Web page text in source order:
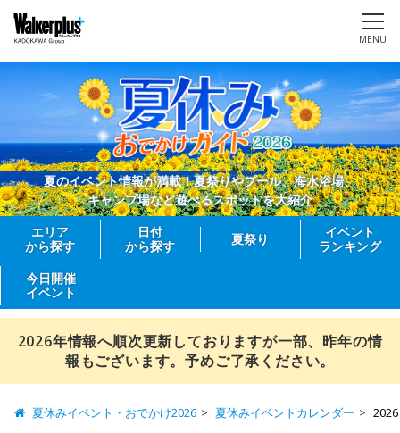
MENU
夏のイベント情報が満載！夏祭りやプール、海水浴場、
キャンプ場など遊べるスポットを大紹介
エリア
から探す
日付
から探す
夏祭り
イベント
ランキング
今日開催
イベント
2026年情報へ順次更新しておりますが一部、昨年の情
報もございます。予めご了承ください。
夏休みイベント・おでかけ2026 夏休みイベントカレンダー